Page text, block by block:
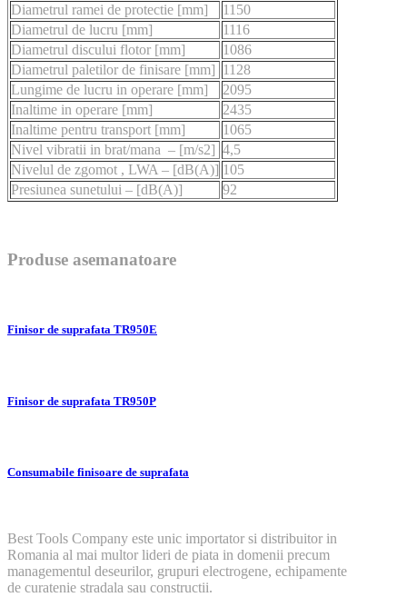
Diametrul ramei de protectie [mm]
1150
Diametrul de lucru [mm]
1116
Diametrul discului flotor [mm]
1086
Diametrul paletilor de finisare [mm] 1128
Lungime de lucru in operare [mm]
2095
Inaltime in operare [mm]
2435
Inaltime pentru transport [mm]
1065
Nivel vibratii in brat/mana – [m/s2] 4,5
Nivelul de zgomot , LWA – [dB(A)] 105
Presiunea sunetului – [dB(A)]
92
Produse asemanatoare
Finisor de suprafata TR950E
Finisor de suprafata TR950P
Consumabile finisoare de suprafata
Best Tools Company este unic importator si distribuitor in
Romania al mai multor lideri de piata in domenii precum
managementul deseurilor, grupuri electrogene, echipamente
de curatenie stradala sau constructii.